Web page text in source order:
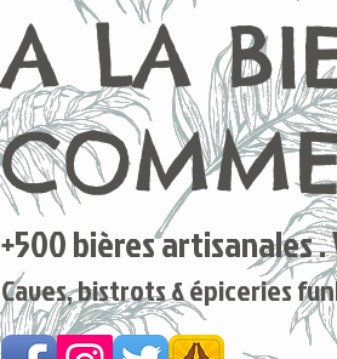
+500 bières artisanales .
Caves, bistrots & épiceries
A LA